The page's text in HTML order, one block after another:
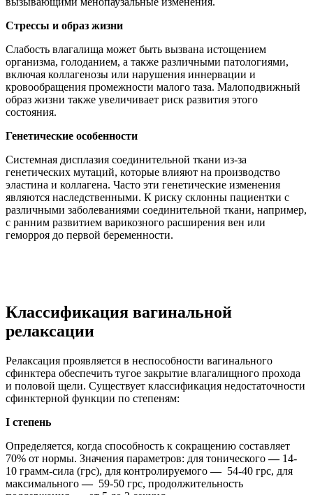
Стрессы и образ жизни
Слабость влагалища может быть вызвана истощением
организма, голоданием, а также различными патологиями,
включая коллагенозы или нарушения иннервации и
кровообращения промежности малого таза. Малоподвижный
образ жизни также увеличивает риск развития этого
состояния.
Генетические особенности
Системная дисплазия соединительной ткани из-за
генетических мутаций, которые влияют на производство
эластина и коллагена. Часто эти генетические изменения
являются наследственными. К риску склонны пациентки с
различными заболеваниями соединительной ткани, например,
с ранним развитием варикозного расширения вен или
геморроя до первой беременности.
Классификация вагинальной
релаксации
Релаксация проявляется в неспособности вагинального
сфинктера обеспечить тугое закрытие влагалищного прохода
и половой щели. Существует классификация недостаточности
сфинктерной функции по степеням:
I степень
Определяется, когда способность к сокращению составляет
70% от нормы. Значения параметров: для тонического— 14-
10 грамм-сила (грс), для контролируемого— 54-40 грс, для
максимального— 59-50 грс, продолжительность